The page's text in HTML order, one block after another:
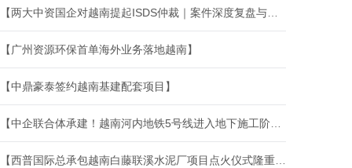
【两大中资国企对越南提起ISDS仲裁｜案件深度复盘与出海基建投资争端全链条应对】
【广州资源环保首单海外业务落地越南】
【中鼎豪泰签约越南基建配套项目】
【中企联合体承建！越南河内地铁5号线进入地下施工阶段】
【西普国际总承包越南白藤联溪水泥厂项目点火仪式隆重举行】